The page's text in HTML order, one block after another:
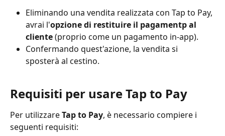
Eliminando una vendita realizzata con Tap to Pay,
avrai l'opzione di restituire il pagamentp al
cliente (proprio come un pagamento in-app).
Confermando quest'azione, la vendita si
sposterà al cestino.
Requisiti per usare Tap to Pay
Per utilizzare Tap to Pay, è necessario compiere i
seguenti requisiti: